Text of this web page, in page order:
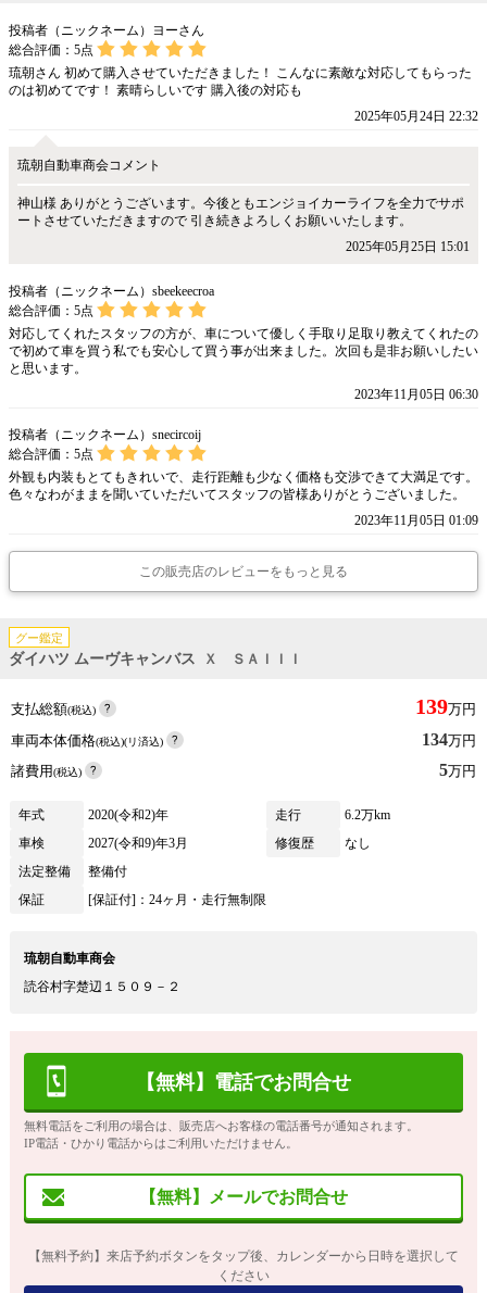
投稿者（ニックネーム）ヨーさん
総合評価： 5点
琉朝さん 初めて購入させていただきました！ こんなに素敵な対応してもらった
のは初めてです！ 素晴らしいです 購入後の対応も
2025年05月24日 22:32
琉朝自動車商会コメント
神山様 ありがとうございます。今後ともエンジョイカーライフを全力でサポ
ートさせていただきますので 引き続きよろしくお願いいたします。
2025年05月25日 15:01
投稿者（ニックネーム）sbeekeecroa
総合評価： 5点
対応してくれたスタッフの方が、車について優しく手取り足取り教えてくれたの
で初めて車を買う私でも安心して買う事が出来ました。次回も是非お願いしたい
と思います。
2023年11月05日 06:30
投稿者（ニックネーム）snecircoij
総合評価： 5点
外観も内装もとてもきれいで、走行距離も少なく価格も交渉できて大満足です。
色々なわがままを聞いていただいてスタッフの皆様ありがとうございました。
2023年11月05日 01:09
この販売店のレビューをもっと見る
グー鑑定
ダイハツ ムーヴキャンバス Ｘ ＳＡＩＩＩ
支払総額(税込) 139万円
車両本体価格(税込)(リ済込) 134万円
諸費用(税込) 5万円
年式 2020(令和2)年 走行
6.2万km
車検
2027(令和9)年3月 修復歴
なし
法定整備
整備付
保証
[保証付]：24ヶ月・走行無制限
琉朝自動車商会
読谷村字楚辺１５０９－２
【無料】電話でお問合せ
無料電話をご利用の場合は、販売店へお客様の電話番号が通知されます。
IP電話・ひかり電話からはご利用いただけません。
【無料】メールでお問合せ
【無料予約】来店予約ボタンをタップ後、カレンダーから日時を選択して
ください